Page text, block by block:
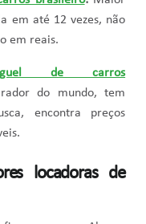
em até 12 vezes, não
em reais.
de carros
do mundo, tem
encontra preços
locadoras de